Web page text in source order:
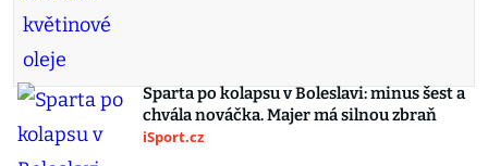
Sparta po kolapsu v Boleslavi: minus šest a
chvála nováčka. Majer má silnou zbraň
iSport.cz